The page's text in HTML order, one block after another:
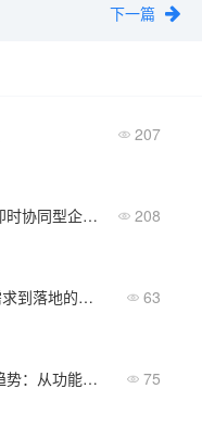
下一篇
207
对比传统邮件与OA：即时协同型企业IM软件的优势 208
企业IM选型指南：从需求到落地的完整流程 63
2026年国产私有化IM趋势：从功能迭代到选型方向 75